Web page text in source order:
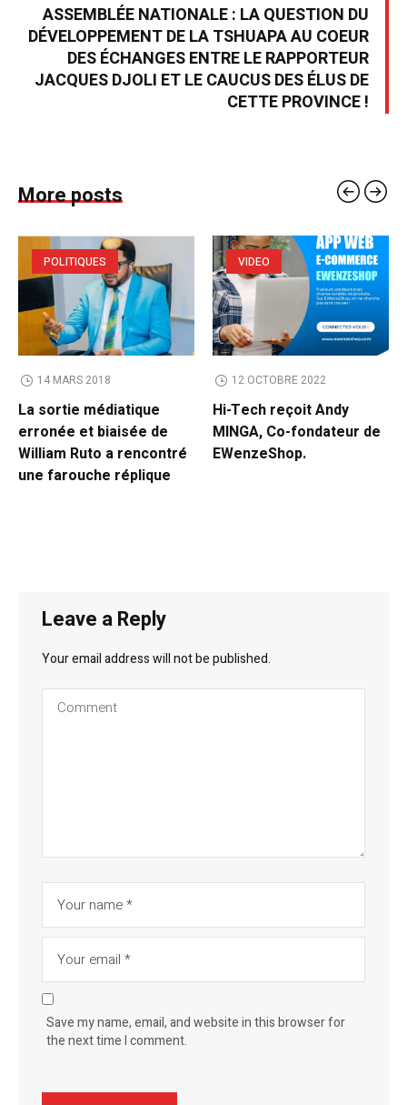
ASSEMBLÉE NATIONALE : LA QUESTION DU
DÉVELOPPEMENT DE LA TSHUAPA AU COEUR
DES ÉCHANGES ENTRE LE RAPPORTEUR
JACQUES DJOLI ET LE CAUCUS DES ÉLUS DE
CETTE PROVINCE !
More posts
POLITIQUES
14 MARS 2018
La sortie médiatique
erronée et biaisée de
William Ruto a rencontré
une farouche réplique
VIDEO
12 OCTOBRE 2022
Hi-Tech reçoit Andy
MINGA, Co-fondateur de
EWenzeShop.
Leave a Reply
Your email address will not be published.
Save my name, email, and website in this browser for
the next time I comment.